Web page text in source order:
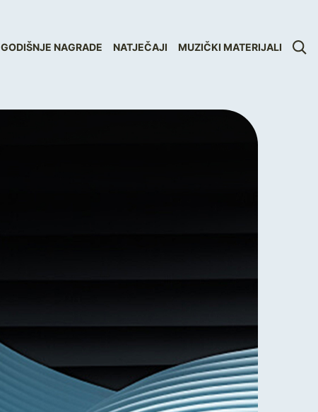
GODIŠNJE NAGRADE NATJEČAJI MUZIČKI MATERIJALI